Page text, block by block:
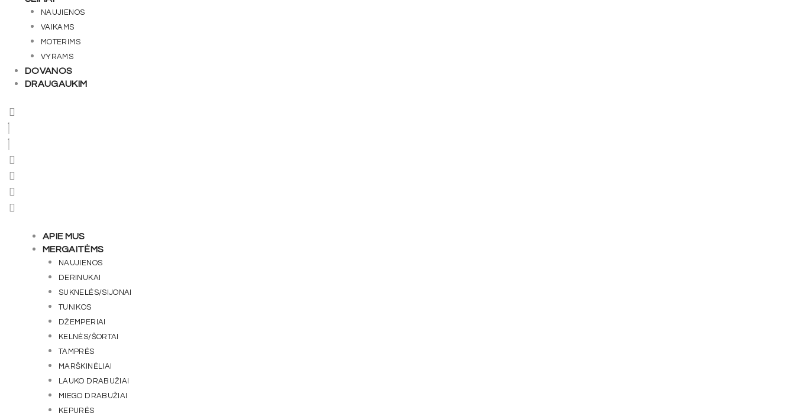
NAUJIENOS
VAIKAMS
MOTERIMS
VYRAMS
DOVANOS
DRAUGAUKIM
APIE MUS
MERGAITĖMS
NAUJIENOS
DERINUKAI
SUKNELĖS/SIJONAI
TUNIKOS
DŽEMPERIAI
KELNĖS/ŠORTAI
TAMPRĖS
MARŠKINĖLIAI
LAUKO DRABUŽIAI
MIEGO DRABUŽIAI
KEPURĖS